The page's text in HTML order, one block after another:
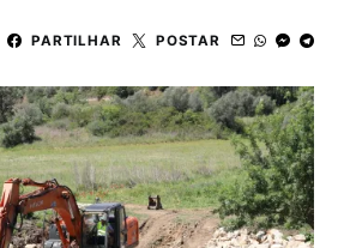
PARTILHAR POSTAR